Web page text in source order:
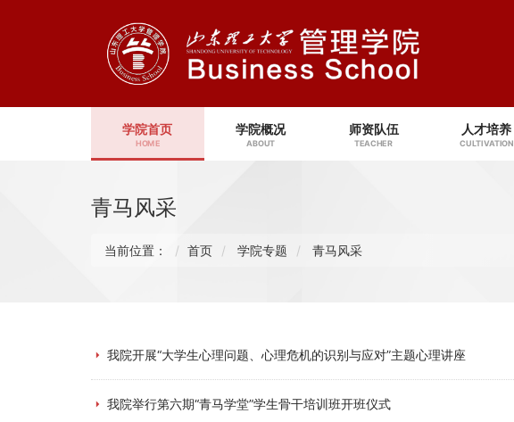
学院首页
HOME
学院概况
ABOUT
师资队伍
TEACHER
人才培养
CULTIVATION
青马风采
当前位置： 首页 学院专题 青马风采
我院开展“大学生心理问题、心理危机的识别与应对”主题心理讲座
我院举行第六期“青马学堂”学生骨干培训班开班仪式